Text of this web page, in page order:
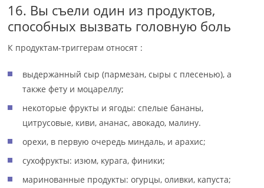
16. Вы съели один из продуктов,
способных вызвать головную боль
К продуктам-триггерам относят :
выдержанный сыр (пармезан, сыры с плесенью), а
также фету и моцареллу;
некоторые фрукты и ягоды: спелые бананы,
цитрусовые, киви, ананас, авокадо, малину.
орехи, в первую очередь миндаль, и арахис;
сухофрукты: изюм, курага, финики;
маринованные продукты: огурцы, оливки, капуста;